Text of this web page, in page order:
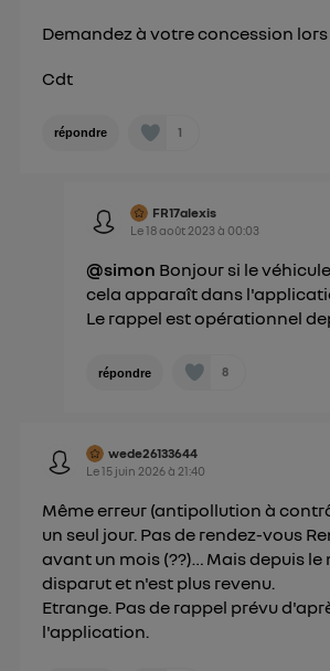
Demandez à votre concession
Cdt
répondre 1
FR17alexis
Le18 août 2023 à 00:03
@simon Bonjour si le
cela apparaît dans
Le rappel est opérationnel
répondre 8
wede26133644
Le15 juin 2026à 21:40
Même erreur (antipollution à
un seul jour. Pas de rendez-vous
avant un mois (??)… Mais depuis le
disparut et n'est plus revenu.
Etrange. Pas de rappel prévu
l'application.